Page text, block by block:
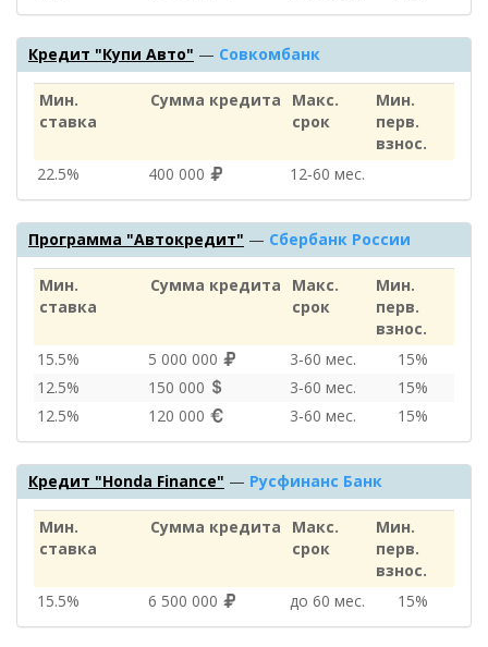
Кредит "Купи Авто" — Совкомбанк
Мин.
ставка
Сумма кредита
Макс.
срок
Мин.
перв.
взнос.
22.5%
400 000 12‑60 мес.
Программа "Автокредит" — Сбербанк России
Мин.
ставка
Сумма кредита
Макс.
срок
Мин.
перв.
взнос.
15.5%
5 000 000 3‑60 мес.
15%
12.5%
150 000 3‑60 мес.
15%
12.5%
120 000 3‑60 мес. 15%
Кредит "Honda Finance" — Русфинанс Банк
Мин.
ставка
Сумма кредита
Макс.
срок
Мин.
перв.
взнос.
15.5%
6 500 000 до 60 мес. 15%